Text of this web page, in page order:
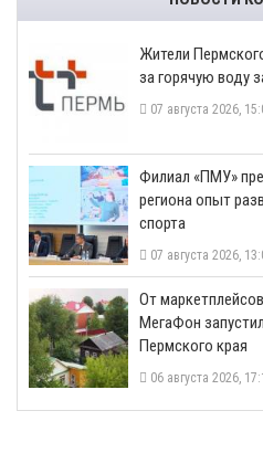
​Жители
за горячую воду
07 августа 2026,
​Филиал «ПМУ»
региона опыт
спорта
07 августа 2026,
От
МегаФон
Пермского края
06 августа 2026,